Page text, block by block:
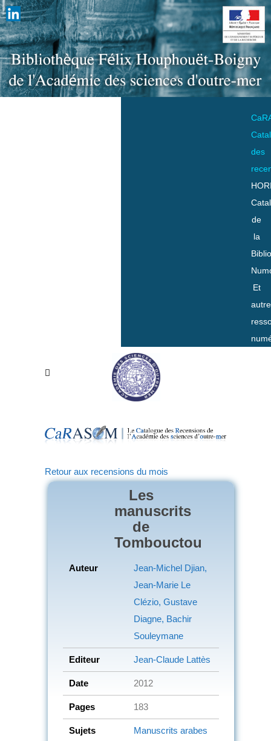
des
de
la
Et
Retour aux recensions du mois
Les
manuscrits
de
Tombouctou
Auteur
Jean-Michel Djian,
Jean-Marie Le
Clézio, Gustave
Diagne, Bachir
Souleymane
Editeur Jean-Claude Lattès
Date 2012
Pages 183
Sujets
Manuscrits arabes